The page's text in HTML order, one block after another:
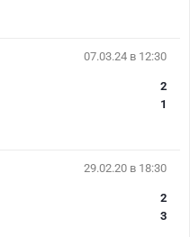
07.03.24 в 12:30
2
1
29.02.20 в 18:30
2
3